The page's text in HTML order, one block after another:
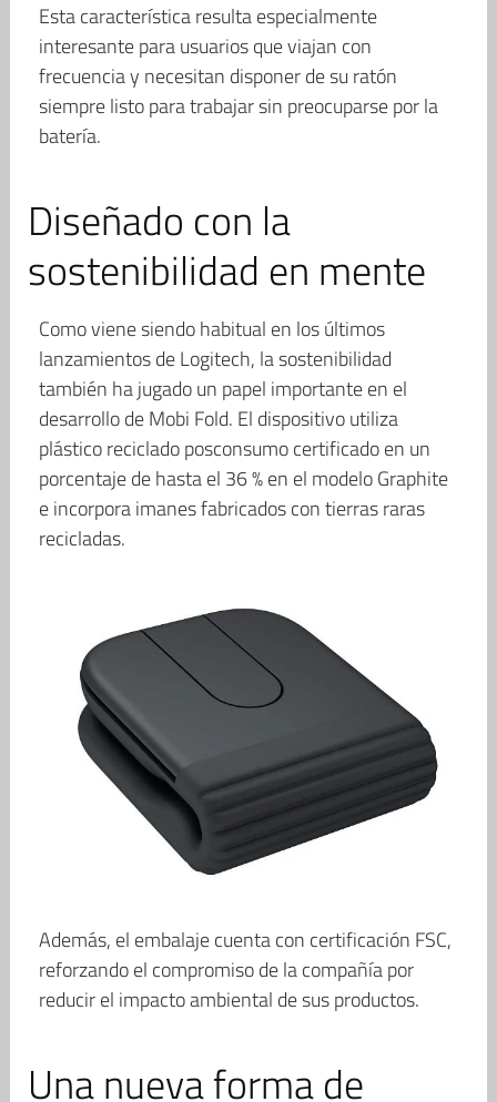
Esta característica resulta especialmente
interesante para usuarios que viajan con
frecuencia y necesitan disponer de su ratón
siempre listo para trabajar sin preocuparse por la
batería.
Diseñado con la
sostenibilidad en mente
Como viene siendo habitual en los últimos
lanzamientos de Logitech, la sostenibilidad
también ha jugado un papel importante en el
desarrollo de Mobi Fold. El dispositivo utiliza
plástico reciclado posconsumo certificado en un
porcentaje de hasta el 36 % en el modelo Graphite
e incorpora imanes fabricados con tierras raras
recicladas.
Además, el embalaje cuenta con certificación FSC,
reforzando el compromiso de la compañía por
reducir el impacto ambiental de sus productos.
Una nueva forma de